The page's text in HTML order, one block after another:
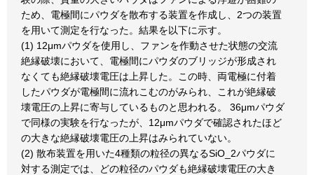
ため、電極間にパウダを散布する装置を作成し、2つの装置
を用いて測定を行なった。結果を以下に示す。
(1) 12μmパウダを使用し、ファンを作動させた状態の交流
絶縁破壊において、電極間にパウダのブリッジが形成され
なくても絶縁破壊電圧は上昇した。この時、両電極に付着
したパウダが電極間に流れこむのがみられ、これが絶縁破
壊電圧の上昇に寄与しているものと思われる。 36μmパウダ
で同様の実験を行なったが、12μmパウダで確認されたほど
の大きな絶縁破壊電圧の上昇はみられていない。
(2) 散布装置を用いた4種類の粒径の異なるSiO_2パウダに
対する測定では、どの粒径のパウダも絶縁破壊電圧の大き